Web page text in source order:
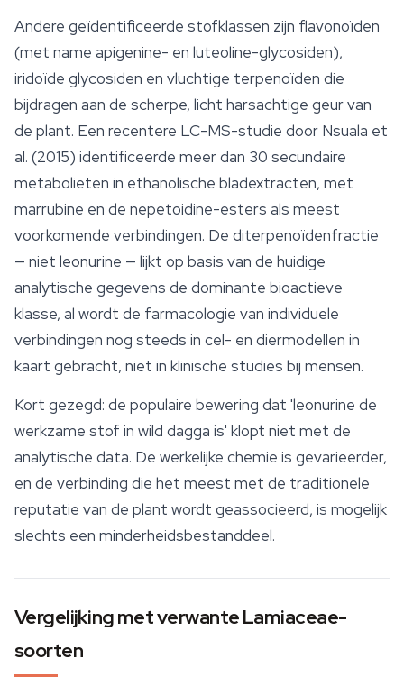
Andere geïdentificeerde stofklassen zijn flavonoïden
(met name apigenine- en luteoline-glycosiden),
iridoïde glycosiden en vluchtige terpenoïden die
bijdragen aan de scherpe, licht harsachtige geur van
de plant. Een recentere LC-MS-studie door Nsuala et
al. (2015) identificeerde meer dan 30 secundaire
metabolieten in ethanolische bladextracten, met
marrubine en de nepetoidine-esters als meest
voorkomende verbindingen. De diterpenoïdenfractie
— niet leonurine — lijkt op basis van de huidige
analytische gegevens de dominante bioactieve
klasse, al wordt de farmacologie van individuele
verbindingen nog steeds in cel- en diermodellen in
kaart gebracht, niet in klinische studies bij mensen.
Kort gezegd: de populaire bewering dat 'leonurine de
werkzame stof in wild dagga is' klopt niet met de
analytische data. De werkelijke chemie is gevarieerder,
en de verbinding die het meest met de traditionele
reputatie van de plant wordt geassocieerd, is mogelijk
slechts een minderheidsbestanddeel.
Vergelijking met verwante Lamiaceae-
soorten